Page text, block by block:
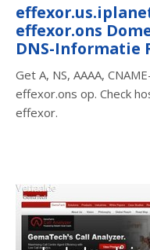
effexor.ons
DNS-Informatie
Get A, NS, AAAA,
effexor.ons op. Check
effexor.